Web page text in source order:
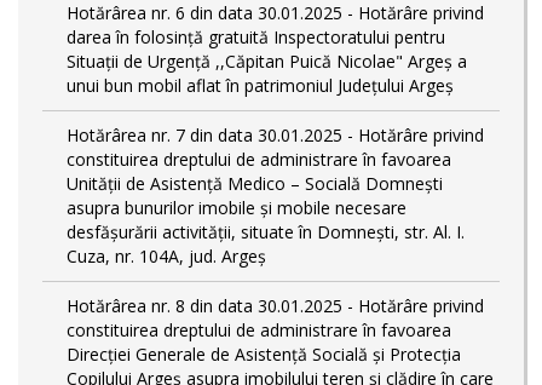
Hotărârea nr. 6 din data 30.01.2025 - Hotărâre privind
darea în folosință gratuită Inspectoratului pentru
Situații de Urgență ,,Căpitan Puică Nicolae" Argeș a
unui bun mobil aflat în patrimoniul Județului Argeș
Hotărârea nr. 7 din data 30.01.2025 - Hotărâre privind
constituirea dreptului de administrare în favoarea
Unității de Asistență Medico – Socială Domnești
asupra bunurilor imobile și mobile necesare
desfășurării activității, situate în Domnești, str. Al. I.
Cuza, nr. 104A, jud. Argeș
Hotărârea nr. 8 din data 30.01.2025 - Hotărâre privind
constituirea dreptului de administrare în favoarea
Direcției Generale de Asistență Socială și Protecția
Copilului Argeș asupra imobilului teren și clădire în care